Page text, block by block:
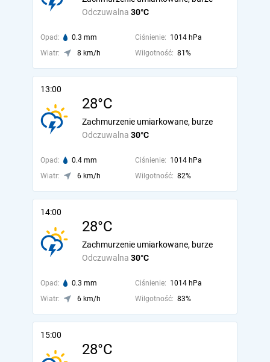
Odczuwalna 30°C
Opad: 0.3 mm Ciśnienie: 1014 hPa
Wiatr:
8 km/h Wilgotność: 81%
13:00
28°C
Odczuwalna 30°C
Zachmurzenie umiarkowane, burze
Opad: 0.4 mm Ciśnienie: 1014 hPa
Wiatr:
6 km/h Wilgotność: 82%
14:00
28°C
Odczuwalna 30°C
Zachmurzenie umiarkowane, burze
Opad: 0.3 mm Ciśnienie: 1014 hPa
Wiatr:
6 km/h Wilgotność: 83%
15:00
28°C